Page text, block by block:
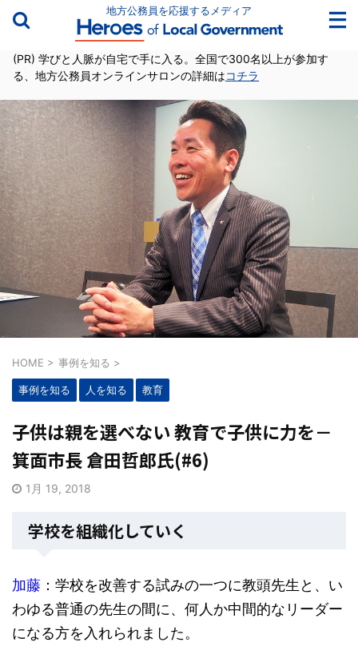
地方公務員を応援するメディア
(PR) 学びと人脈が自宅で手に入る。全国で300名以上が参加す
る、地方公務員オンラインサロンの詳細はコチラ
HOME > 事例を知る >
事例を知る 人を知る 教育
子供は親を選べない 教育で子供に力を－
箕面市長 倉田哲郎氏(#6)
1月 19, 2018
学校を組織化していく
加藤 ：学校を改善する試みの一つに教頭先生と、い
わゆる普通の先生の間に、何人か中間的なリーダー
になる方を入れられました。